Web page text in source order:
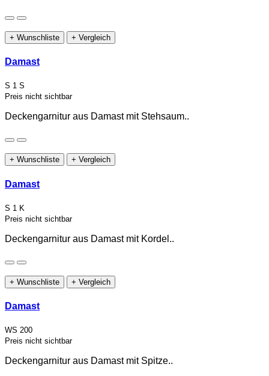
+ Wunschliste + Vergleich
Damast
S 1 S
Preis nicht sichtbar
Deckengarnitur aus Damast mit Stehsaum..
+ Wunschliste + Vergleich
Damast
S 1 K
Preis nicht sichtbar
Deckengarnitur aus Damast mit Kordel..
+ Wunschliste + Vergleich
Damast
WS 200
Preis nicht sichtbar
Deckengarnitur aus Damast mit Spitze..